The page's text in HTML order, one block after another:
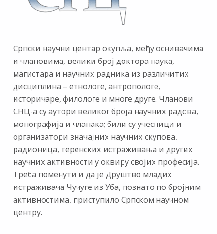
Српски научни центар окупља, међу оснивачима
и члановима, велики број доктора наука,
магистара и научних радника из различитих
дисциплина – етнологе, антропологе,
историчаре, филологе и многе друге. Чланови
СНЦ-а су аутори великог броја научних радова,
монографија и чланака; били су учесници и
организатори значајних научних скупова,
радионица, теренских истраживања и других
научних активности у оквиру својих професија.
Треба поменути и да је Друштво младих
истраживача Чучуге из Уба, познато по бројним
активностима, приступило Српском научном
центру.